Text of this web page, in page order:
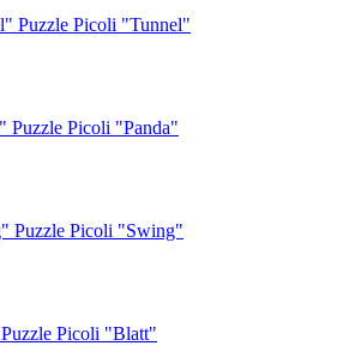
Puzzle Picoli "Tunnel"
Puzzle Picoli "Panda"
Puzzle Picoli "Swing"
Puzzle Picoli "Blatt"